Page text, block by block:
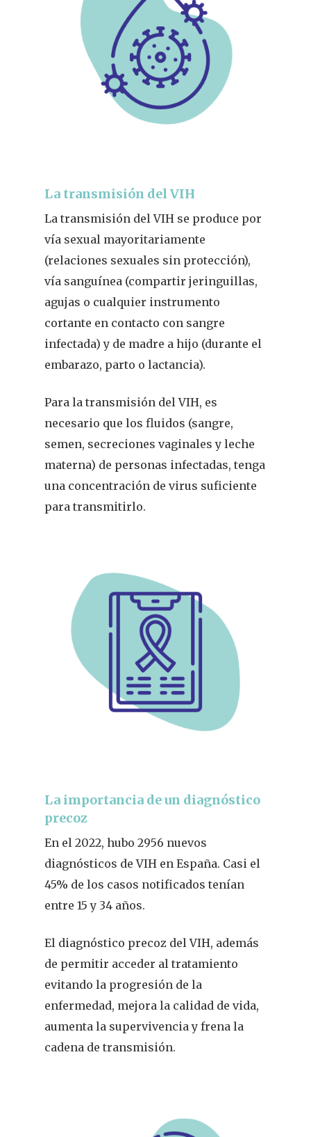
La transmisión del VIH
La transmisión del VIH se produce por
vía sexual mayoritariamente
(relaciones sexuales sin protección),
vía sanguínea (compartir jeringuillas,
agujas o cualquier instrumento
cortante en contacto con sangre
infectada) y de madre a hijo (durante el
embarazo, parto o lactancia).
Para la transmisión del VIH, es
necesario que los fluidos (sangre,
semen, secreciones vaginales y leche
materna) de personas infectadas, tenga
una concentración de virus suficiente
para transmitirlo.
La importancia de un diagnóstico
precoz
En el 2022, hubo 2956 nuevos
diagnósticos de VIH en España. Casi el
45% de los casos notificados tenían
entre 15 y 34 años.
El diagnóstico precoz del VIH, además
de permitir acceder al tratamiento
evitando la progresión de la
enfermedad, mejora la calidad de vida,
aumenta la supervivencia y frena la
cadena de transmisión.